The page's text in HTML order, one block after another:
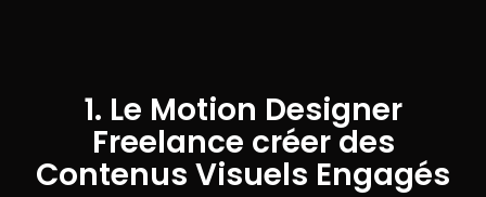
1. Le Motion Designer
Freelance créer des
Contenus Visuels Engagés